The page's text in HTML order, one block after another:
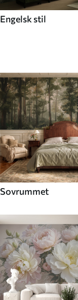
Engelsk stil
Sovrummet